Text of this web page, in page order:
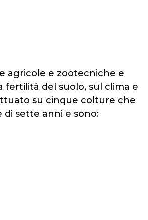
agricole e zootecniche e
fertilità del suolo, sul clima e
su cinque colture che
sette anni e sono: